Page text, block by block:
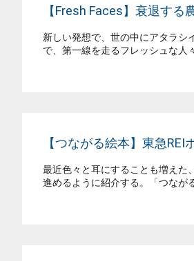
【Fresh Faces】衰退する
新しい発想で、世の中にアタラシ
で、第一線を走るフレッシュな
【つながる絵本】東急REI
最近色々と耳にすることも増えた
進めるように紹介する。「つなが